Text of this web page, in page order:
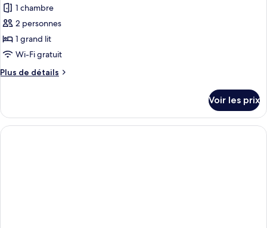
Chambre
Familiale
les
photos
pour
ce
type
de
Chambre
Deluxe
1 chambre
2 personnes
1 grand lit
Wi-Fi gratuit
Plus de détails
Plus
le
type
de
Voir les prix